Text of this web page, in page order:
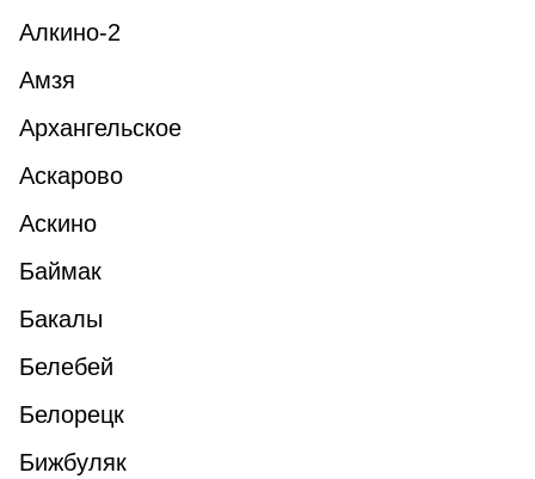
Алкино-2
Амзя
Архангельское
Аскарово
Аскино
Баймак
Бакалы
Белебей
Белорецк
Бижбуляк